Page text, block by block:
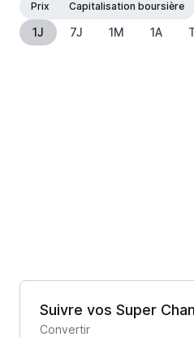
Prix
Capitalisation boursière
1J 7J 1M 1A
Suivre vos Super
Convertir